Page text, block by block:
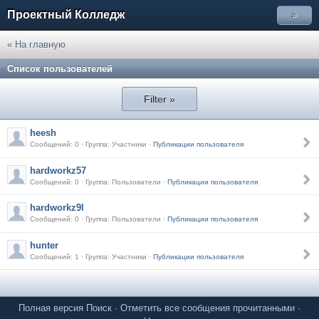
Проектный Колледж »
« На главную
Список пользователей
Filter »
heesh
Сообщений: 0 · Группа: Участники · Публикации пользователя
hardworkz57
Сообщений: 0 · Группа: Пользователи · Публикации пользователя
hardworkz9l
Сообщений: 0 · Группа: Пользователи · Публикации пользователя
hunter
Сообщений: 1 · Группа: Участники · Публикации пользователя
Полная версия Поиск · Отметить все сообщения прочитанными ·